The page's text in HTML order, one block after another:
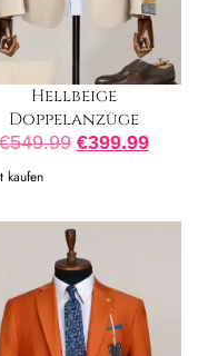
Hellbeige
Doppelanzüge
549.99 €399.99
kaufen